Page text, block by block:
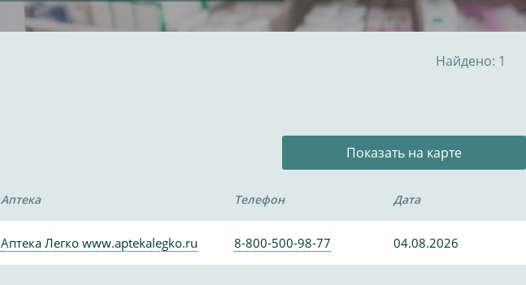
Найдено: 1
Показать на карте
Аптека Телефон Дата
Аптека Легко www.aptekalegko.ru 8-800-500-98-77 04.08.2026